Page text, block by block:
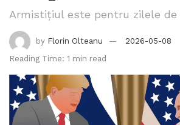
Armistițiul este pentru zilele de
by Florin Olteanu
2026-05-08
Reading Time: 1 min read